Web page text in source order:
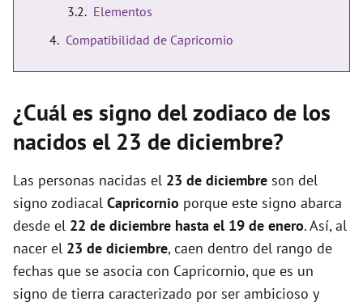
Elementos
Compatibilidad de Capricornio
¿Cuál es signo del zodiaco de los
nacidos el 23 de diciembre?
Las personas nacidas el 23 de diciembre son del
signo zodiacal Capricornio porque este signo abarca
desde el 22 de diciembre hasta el 19 de enero. Así, al
nacer el 23 de diciembre, caen dentro del rango de
fechas que se asocia con Capricornio, que es un
signo de tierra caracterizado por ser ambicioso y